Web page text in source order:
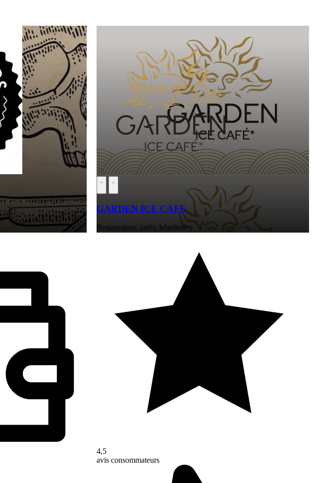
GARDEN ICE CAFE
Restauration, cafés, hôtellerie
4,5
avis consommateurs